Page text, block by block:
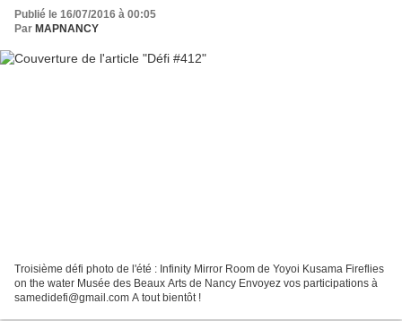
Publié le 16/07/2016 à 00:05
Par MAPNANCY
Troisième défi photo de l'été : Infinity Mirror Room de Yoyoi Kusama Fireflies
on the water Musée des Beaux Arts de Nancy Envoyez vos participations à
samedidefi@gmail.com A tout bientôt !